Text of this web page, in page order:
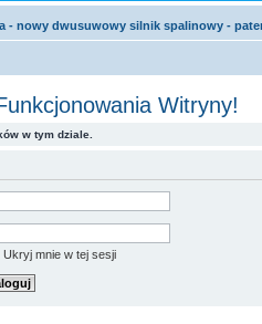
- nowy dwusuwowy silnik spalinowy -
Witryny!
w tym dziale.
Ukryj mnie w tej sesji